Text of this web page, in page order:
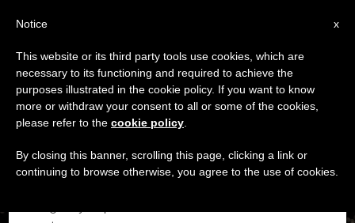
ETIQUETA
Posts Tagged ‘Imagen
De Nuestra Señora’
×
Aviso importante
Del 27 de julio al 7 de agosto haremos la pausa
anual, aprovechando que en el periodo de verano
se generan menos informaciones y también el
x
Notice
This website or its third party tools use cookies, which are
necessary to its functioning and required to achieve the
purposes illustrated in the cookie policy. If you want to know
more or withdraw your consent to all or some of the cookies,
please refer to the cookie policy
By closing this banner, scrolling this page, clicking a link or
continuing to browse otherwise, you agree to the use of cookies.